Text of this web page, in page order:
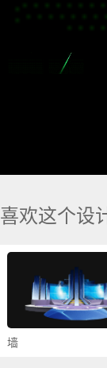
喜欢这个设
墙